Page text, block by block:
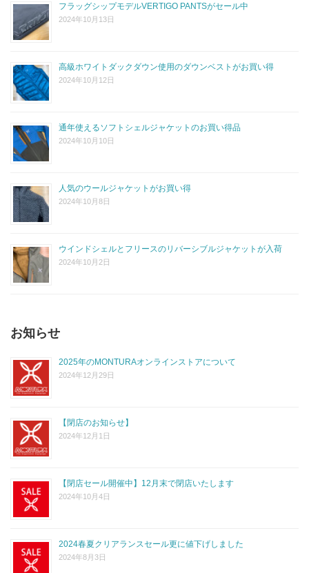
フラッグシップモデルVERTIGO PANTSがセール中
2024年10月13日
高級ホワイトダックダウン使用のダウンベストがお買い得
2024年10月12日
通年使えるソフトシェルジャケットのお買い得品
2024年10月10日
人気のウールジャケットがお買い得
2024年10月8日
ウインドシェルとフリースのリバーシブルジャケットが入荷
2024年10月2日
お知らせ
2025年のMONTURAオンラインストアについて
2024年12月29日
【閉店のお知らせ】
2024年12月1日
【閉店セール開催中】12月末で閉店いたします
2024年10月4日
2024春夏クリアランスセール更に値下げしました
2024年8月3日